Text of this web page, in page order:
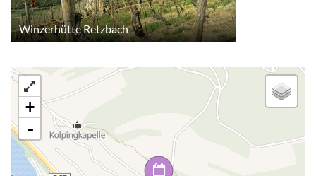
Winzerhütte Retzbach
+
-